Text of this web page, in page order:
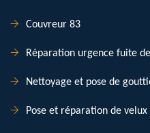
Couvreur 83
Réparation urgence fuite
Nettoyage et pose de
Pose et réparation de velux